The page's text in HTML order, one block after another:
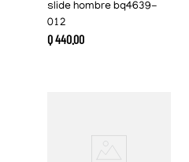
slide hombre bq4639-
012
Q440.00